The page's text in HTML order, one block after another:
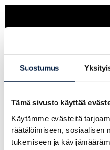
Suostumus
Tämä sivusto käyttää
Käytämme evästeitä
räätälöimiseen, sosiaalisen
tukemiseen ja